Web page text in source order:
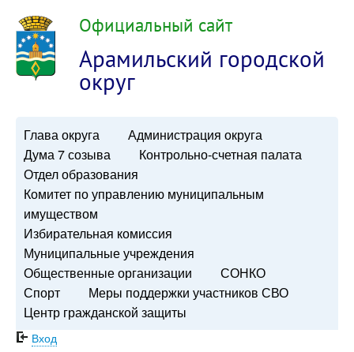
Официальный сайт
Арамильский городской
округ
Глава округа
Администрация округа
Дума 7 созыва
Контрольно-счетная палата
Отдел образования
Комитет по управлению муниципальным
имуществом
Избирательная комиссия
Муниципальные учреждения
Общественные организации
СОНКО
Спорт
Меры поддержки участников СВО
Центр гражданской защиты
Вход